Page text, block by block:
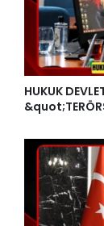
HUKUK